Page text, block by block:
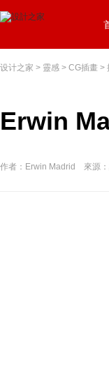
设计之家 > 靈感 > CG插畫 >
Erwin
作者：Erwin Madrid 來源